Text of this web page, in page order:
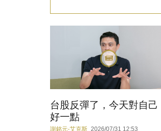
台股反彈了，今天對自己
好一點
謝銘元-艾克斯 2026/07/31 12:53